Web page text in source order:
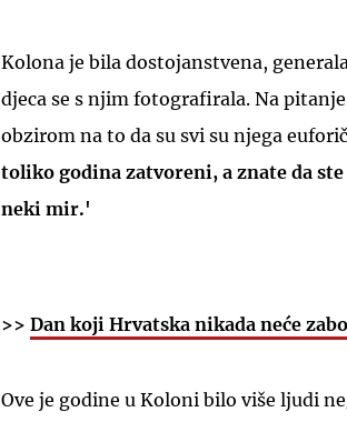
Kolona je bila dostojanstvena,
djeca se s njim fotografirala. Na
obzirom na to da su svi su njega
toliko godina zatvoreni, a znate da
neki mir.'
>> Dan koji Hrvatska nikada neće
Ove je godine u Koloni bilo više ljudi